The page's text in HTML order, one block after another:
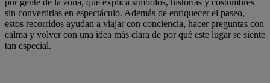
por gente de la zona, que explica símbolos, historias y costumbres
sin convertirlas en espectáculo. Además de enriquecer el paseo,
estos recorridos ayudan a viajar con conciencia, hacer preguntas con
calma y volver con una idea más clara de por qué este lugar se siente
tan especial.